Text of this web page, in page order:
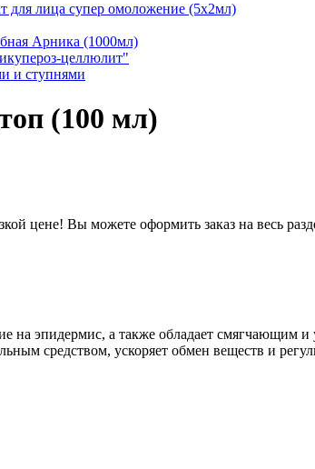
для лица супер омоложение (5х2мл)
Арника (1000мл)
целлюлит"
и ступнями
(100 мл)
цене! Вы можете оформить заказ на весь
на эпидермис, а также обладает смягчающим
средством, ускоряет обмен веществ и